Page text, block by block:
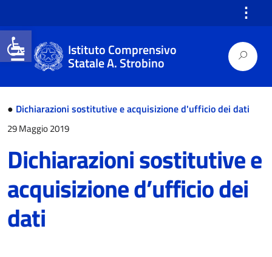
Open toolbar
⋮
Istituto Comprensivo
Statale A. Strobino
● Dichiarazioni sostitutive e acquisizione d'ufficio dei dati
29 Maggio 2019
Dichiarazioni sostitutive e
acquisizione d’ufficio dei
dati